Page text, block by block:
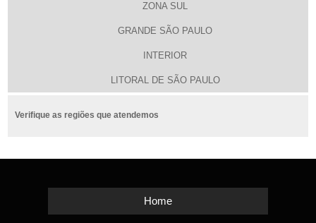
ZONA SUL
GRANDE SÃO PAULO
INTERIOR
LITORAL DE SÃO PAULO
Verifique as regiões que atendemos
Home